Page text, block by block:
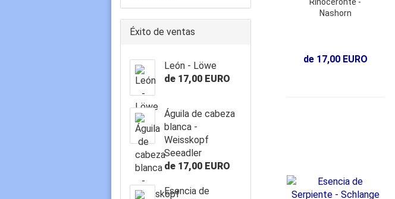
Nashorn
de 17,00 EURO
Éxito de ventas
León - Löwe
de 17,00 EURO
Águila de cabeza
blanca -
Weisskopf
Seeadler
de 17,00 EURO
Esencia de